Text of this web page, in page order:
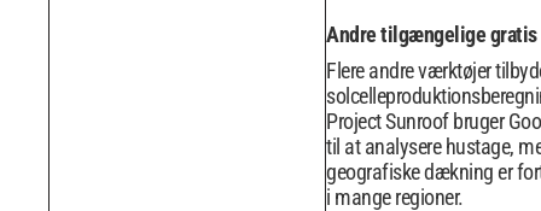
Andre tilgængelige
Flere andre værktøjer
Project Sunroof bruger
til at analysere hustage,
geografiske dækning er
i mange regioner.